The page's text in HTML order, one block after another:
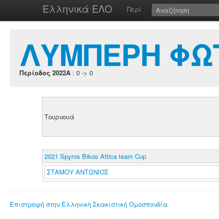
Ελληνικά ΕΛΟ Περί
ΛΥΜΠΕΡΗ
Περίοδος 2022A : 0 -> 0
Τουρνουά
2021 Spyros Bikos Attica team Cup
ΣΤΑΜΟΥ ΑΝΤΩΝΙΟΣ
Επιστροφή στην Ελληνική Σκακιστική Ομοσπονδία